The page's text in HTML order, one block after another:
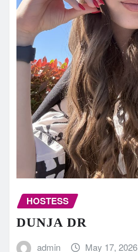
HOSTESS
DUNJA DR
admin May 17, 2026